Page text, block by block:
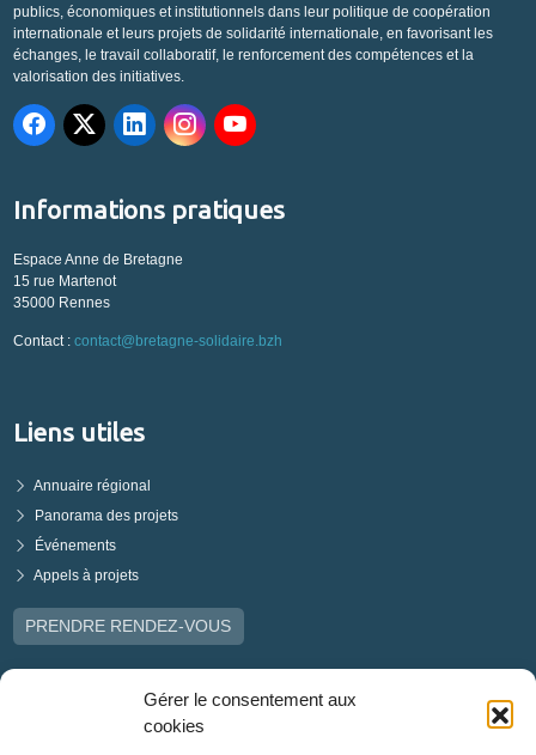
Gérer le consentement aux
cookies
publics, économiques et institutionnels dans leur politique de coopération
internationale et leurs projets de solidarité internationale, en favorisant les
échanges, le travail collaboratif, le renforcement des compétences et la
valorisation des initiatives.
Informations pratiques
Espace Anne de Bretagne
15 rue Martenot
35000 Rennes
Contact : contact@bretagne-solidaire.bzh
Liens utiles
Annuaire régional
Panorama des projets
Événements
Appels à projets
PRENDRE RENDEZ-VOUS